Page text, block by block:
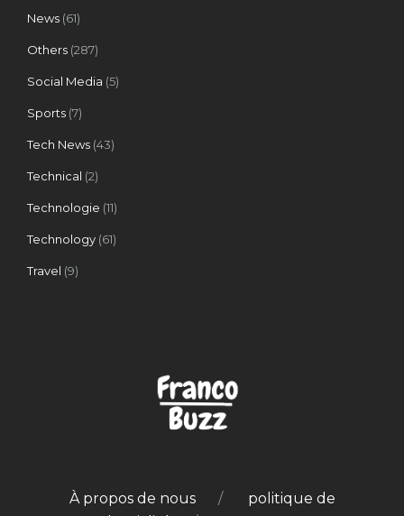
News (61)
Others (287)
Social Media (5)
Sports (7)
Tech News (43)
Technical (2)
Technologie (11)
Technology (61)
Travel (9)
À propos de nous
politique de